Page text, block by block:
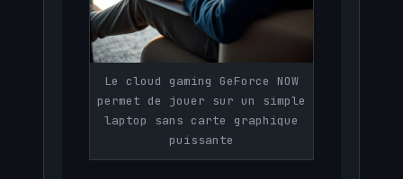
Le cloud gaming GeForce NOW
permet de jouer sur un simple
laptop sans carte graphique
puissante